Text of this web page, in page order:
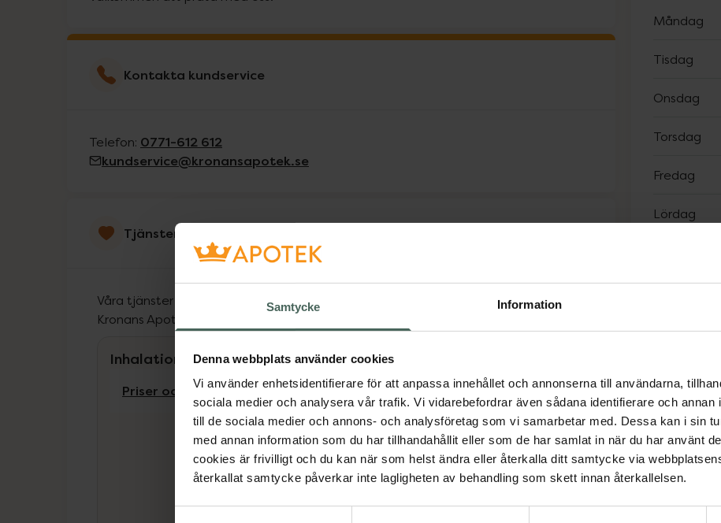
Samtycke Information
Denna webbplats använder cookies
Vi använder enhetsidentifierare för att anpassa innehållet och annonserna till användarna,
sociala medier och analysera vår trafik. Vi vidarebefordrar även sådana identifierare och annan
till de sociala medier och annons- och analysföretag som vi samarbetar med. Dessa kan i sin
med annan information som du har tillhandahållit eller som de har samlat in när du har använt
cookies är frivilligt och du kan när som helst ändra eller återkalla ditt samtycke via
återkallat samtycke påverkar inte lagligheten av behandling som skett innan återkallelsen.
Kontakta kundservice
Telefon: 0771-612 612
kundservice@kronansapotek.se
Tjänster
Våra tjänster finns till för att hjälpa dig att må lite bättre. Följande finns på
Kronans Apotek Limhamn.
Inhalationsvägledning
Priser och information
Vaccinering
Drop-in i mån av tid tisdagar
13-17:00 och onsdagar kl. 16-
19:00 OBS! Endast
kortbetalning.
Måndag
Tisdag
Onsdag
Torsdag
Fredag
Lördag
Svenska